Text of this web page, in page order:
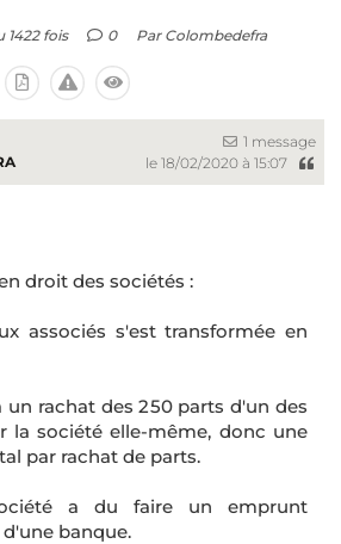
1422 fois 0 Par Colombedefra
1 message
le 18/02/2020 à 15:07
droit des sociétés :
associés s'est transformée en
un rachat des 250 parts d'un des
la société elle-même, donc une
par rachat de parts.
a du faire un emprunt
banque.